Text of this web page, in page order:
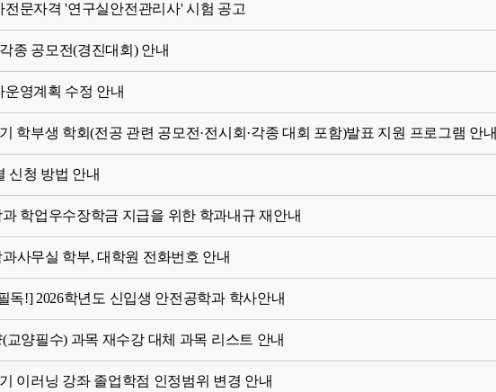
전문자격 '연구실안전관리사' 시험 공고
종 공모전(경진대회) 안내
운영계획 수정 안내
학부생 학회(전공 관련 공모전·전시회·각종 대회 포함)발표 지원 프로그램 안내
신청 방법 안내
학업우수장학금 지급을 위한 학과내규 재안내
사무실 학부, 대학원 전화번호 안내
독!] 2026학년도 신입생 안전공학과 학사안내
교양필수) 과목 재수강 대체 과목 리스트 안내
이러닝 강좌 졸업학점 인정범위 변경 안내